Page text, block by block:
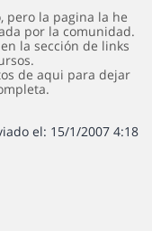
pero la pagina la he
por la comunidad.
en la sección de links
de aqui para dejar
el: 15/1/2007 4:18